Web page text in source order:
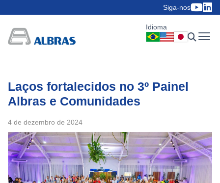
Siga-nos
Idioma
Laços fortalecidos no 3º Painel
Albras e Comunidades
4 de dezembro de 2024